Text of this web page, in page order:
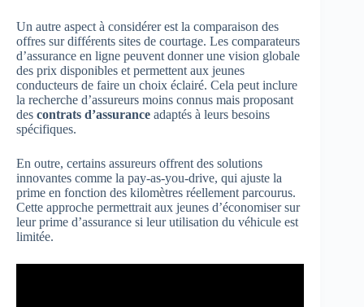
Un autre aspect à considérer est la comparaison des
offres sur différents sites de courtage. Les comparateurs
d’assurance en ligne peuvent donner une vision globale
des prix disponibles et permettent aux jeunes
conducteurs de faire un choix éclairé. Cela peut inclure
la recherche d’assureurs moins connus mais proposant
des contrats d’assurance adaptés à leurs besoins
spécifiques.
En outre, certains assureurs offrent des solutions
innovantes comme la pay-as-you-drive, qui ajuste la
prime en fonction des kilomètres réellement parcourus.
Cette approche permettrait aux jeunes d’économiser sur
leur prime d’assurance si leur utilisation du véhicule est
limitée.